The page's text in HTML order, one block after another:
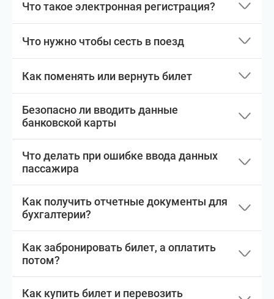
Что такое электронная регистрация?
Что нужно чтобы сесть в поезд
Как поменять или вернуть билет
Безопасно ли вводить данные
банковской карты
Что делать при ошибке ввода данных
пассажира
Как получить отчетные документы для
бухгалтерии?
Как забронировать билет, а оплатить
потом?
Как купить билет и перевозить